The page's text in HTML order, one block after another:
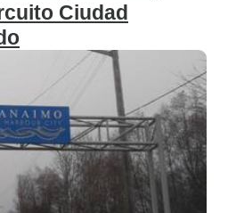
Ciudad